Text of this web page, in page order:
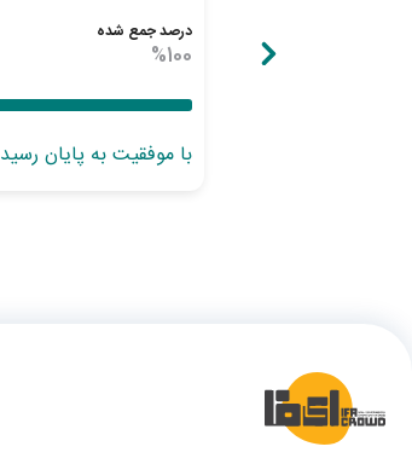
درصد جمع شده
%100
با موفقیت به پایان رسید